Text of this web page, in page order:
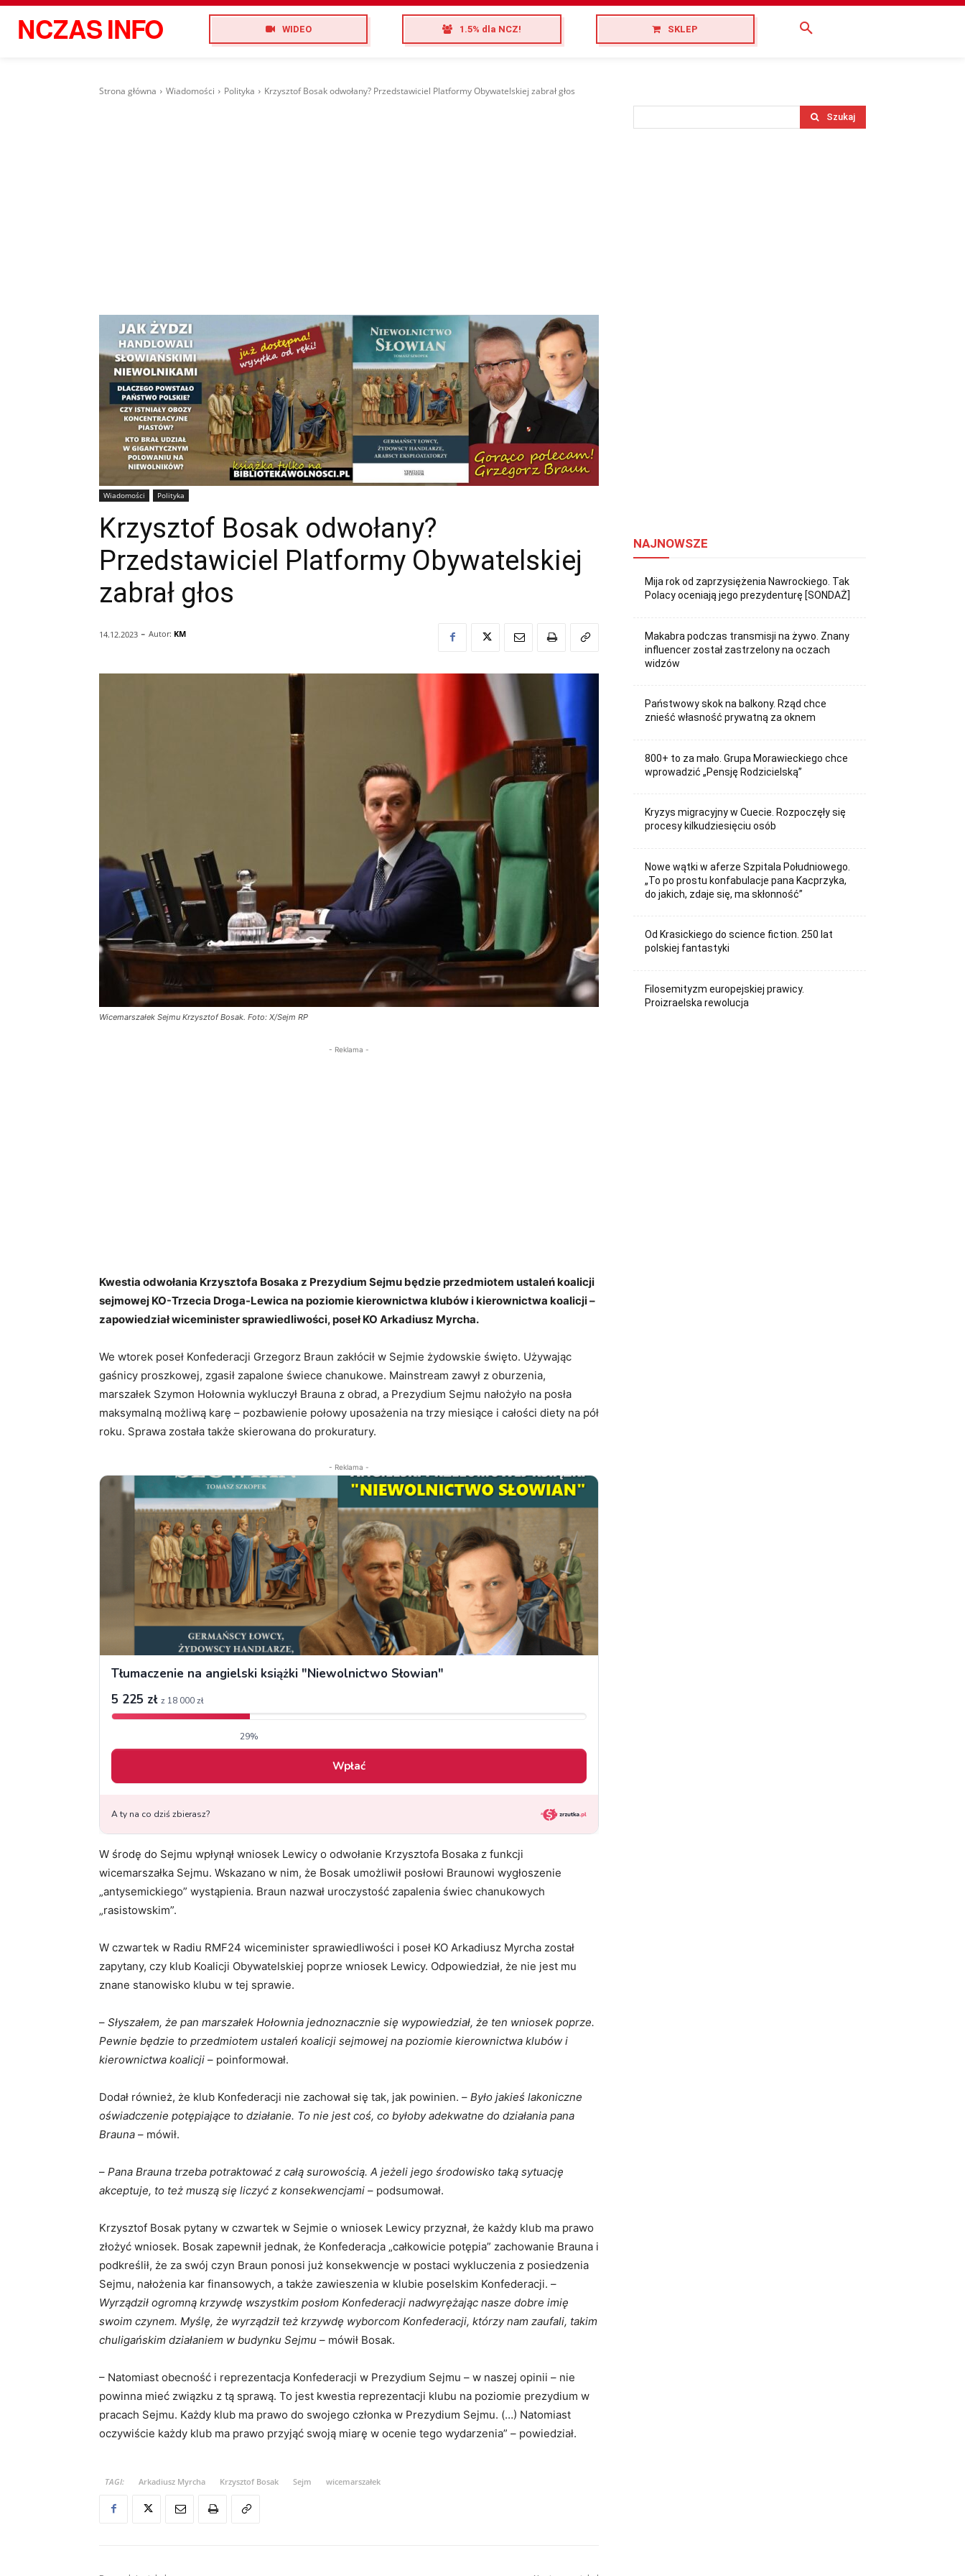
NCZASINFO WIDEO 1.5% dla NCZ! SKLEP
Strona główna Wiadomości Polityka Krzysztof Bosak odwołany? Przedstawiciel Platformy Obywatelskiej zabrał głos
Wiadomości Polityka
Krzysztof Bosak odwołany?
Przedstawiciel Platformy Obywatelskiej
zabrał głos
14.12.2023 - Autor: KM
Wicemarszałek Sejmu Krzysztof Bosak. Foto: X/Sejm RP
- Reklama -
Kwestia odwołania Krzysztofa Bosaka z Prezydium Sejmu będzie przedmiotem ustaleń koalicji
sejmowej KO-Trzecia Droga-Lewica na poziomie kierownictwa klubów i kierownictwa koalicji –
zapowiedział wiceminister sprawiedliwości, poseł KO Arkadiusz Myrcha.
We wtorek poseł Konfederacji Grzegorz Braun zakłócił w Sejmie żydowskie święto. Używając
gaśnicy proszkowej, zgasił zapalone świece chanukowe. Mainstream zawył z oburzenia,
marszałek Szymon Hołownia wykluczył Brauna z obrad, a Prezydium Sejmu nałożyło na posła
maksymalną możliwą karę – pozbawienie połowy uposażenia na trzy miesiące i całości diety na pół
roku. Sprawa została także skierowana do prokuratury.
- Reklama -
W środę do Sejmu wpłynął wniosek Lewicy o odwołanie Krzysztofa Bosaka z funkcji
wicemarszałka Sejmu. Wskazano w nim, że Bosak umożliwił posłowi Braunowi wygłoszenie
„antysemickiego” wystąpienia. Braun nazwał uroczystość zapalenia świec chanukowych
„rasistowskim”.
W czwartek w Radiu RMF24 wiceminister sprawiedliwości i poseł KO Arkadiusz Myrcha został
zapytany, czy klub Koalicji Obywatelskiej poprze wniosek Lewicy. Odpowiedział, że nie jest mu
znane stanowisko klubu w tej sprawie.
– Słyszałem, że pan marszałek Hołownia jednoznacznie się wypowiedział, że ten wniosek poprze.
Pewnie będzie to przedmiotem ustaleń koalicji sejmowej na poziomie kierownictwa klubów i
kierownictwa koalicji – poinformował.
Dodał również, że klub Konfederacji nie zachował się tak, jak powinien. – Było jakieś lakoniczne
oświadczenie potępiające to działanie. To nie jest coś, co byłoby adekwatne do działania pana
Brauna – mówił.
– Pana Brauna trzeba potraktować z całą surowością. A jeżeli jego środowisko taką sytuację
akceptuje, to też muszą się liczyć z konsekwencjami – podsumował.
Krzysztof Bosak pytany w czwartek w Sejmie o wniosek Lewicy przyznał, że każdy klub ma prawo
złożyć wniosek. Bosak zapewnił jednak, że Konfederacja „całkowicie potępia” zachowanie Brauna i
podkreślił, że za swój czyn Braun ponosi już konsekwencje w postaci wykluczenia z posiedzenia
Sejmu, nałożenia kar finansowych, a także zawieszenia w klubie poselskim Konfederacji. –
Wyrządził ogromną krzywdę wszystkim posłom Konfederacji nadwyrężając nasze dobre imię
swoim czynem. Myślę, że wyrządził też krzywdę wyborcom Konfederacji, którzy nam zaufali, takim
chuligańskim działaniem w budynku Sejmu – mówił Bosak.
– Natomiast obecność i reprezentacja Konfederacji w Prezydium Sejmu – w naszej opinii – nie
powinna mieć związku z tą sprawą. To jest kwestia reprezentacji klubu na poziomie prezydium w
pracach Sejmu. Każdy klub ma prawo do swojego członka w Prezydium Sejmu. (…) Natomiast
oczywiście każdy klub ma prawo przyjąć swoją miarę w ocenie tego wydarzenia” – powiedział.
TAGI: Arkadiusz Myrcha Krzysztof Bosak Sejm wicemarszałek
Szukaj
NAJNOWSZE
Mija rok od zaprzysiężenia Nawrockiego. Tak
Polacy oceniają jego prezydenturę [SONDAŻ]
Makabra podczas transmisji na żywo. Znany
influencer został zastrzelony na oczach
widzów
Państwowy skok na balkony. Rząd chce
znieść własność prywatną za oknem
800+ to za mało. Grupa Morawieckiego chce
wprowadzić „Pensję Rodzicielską”
Kryzys migracyjny w Cuecie. Rozpoczęły się
procesy kilkudziesięciu osób
Nowe wątki w aferze Szpitala Południowego.
„To po prostu konfabulacje pana Kacprzyka,
do jakich, zdaje się, ma skłonność”
Od Krasickiego do science fiction. 250 lat
polskiej fantastyki
Filosemityzm europejskiej prawicy.
Proizraelska rewolucja